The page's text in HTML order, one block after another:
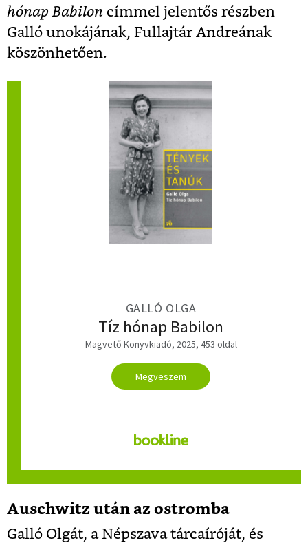
hónap Babilon címmel jelentős részben
Galló unokájának, Fullajtár Andreának
köszönhetően.
GALLÓ OLGA
Tíz hónap Babilon
Magvető Könyvkiadó, 2025, 453 oldal
Megveszem
Auschwitz után az ostromba
Galló Olgát, a Népszava tárcaíróját, és